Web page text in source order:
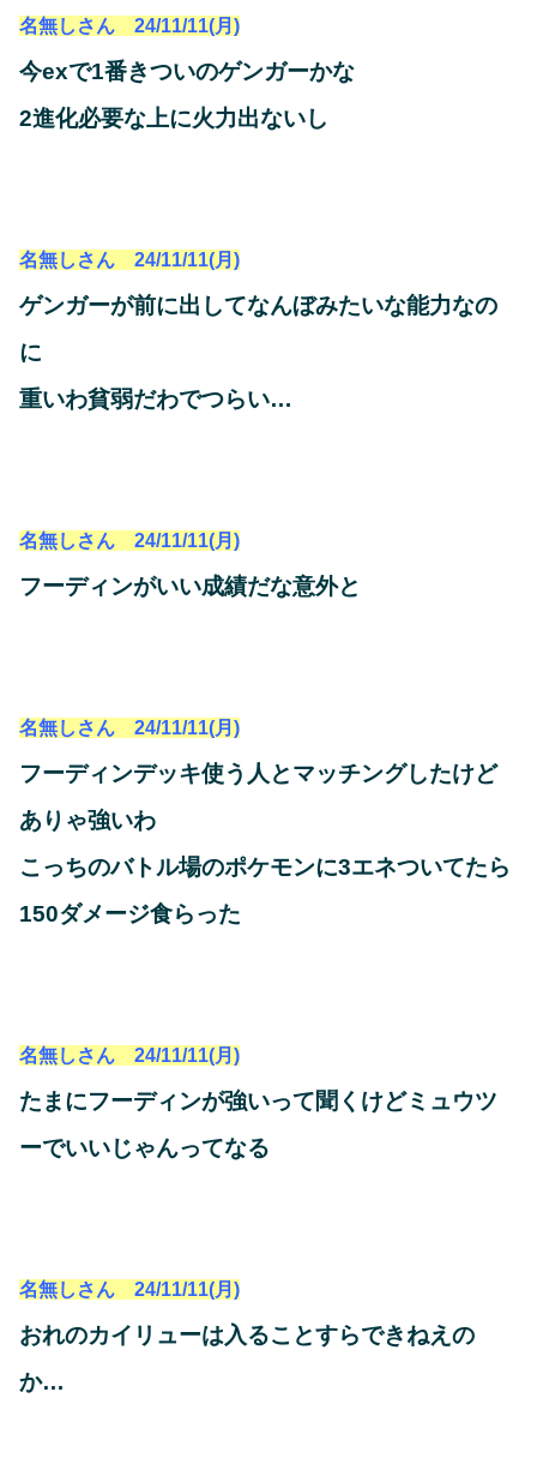
名無しさん 24/11/11(月)
今exで1番きついのゲンガーかな
2進化必要な上に火力出ないし
名無しさん 24/11/11(月)
ゲンガーが前に出してなんぼみたいな能力なの
に
重いわ貧弱だわでつらい…
名無しさん 24/11/11(月)
フーディンがいい成績だな意外と
名無しさん 24/11/11(月)
フーディンデッキ使う人とマッチングしたけど
ありゃ強いわ
こっちのバトル場のポケモンに3エネついてたら
150ダメージ食らった
名無しさん 24/11/11(月)
たまにフーディンが強いって聞くけどミュウツ
ーでいいじゃんってなる
名無しさん 24/11/11(月)
おれのカイリューは入ることすらできねえの
か…